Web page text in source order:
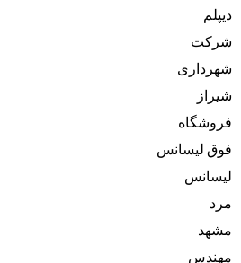
دیپلم
شرکت
شهرداری
شیراز
فروشگاه
فوق لیسانس
لیسانس
مرد
مشهد
مهندس